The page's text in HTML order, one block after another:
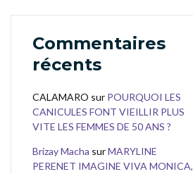
Commentaires
récents
CALAMARO sur POURQUOI LES
CANICULES FONT VIEILLIR PLUS
VITE LES FEMMES DE 50 ANS ?
Brizay Macha surMARYLINE
PERENET IMAGINE VIVA MONICA,